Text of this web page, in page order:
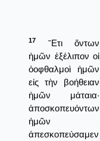
17
῎Ετι ὄντων
ἡμῶν ἐξέλιπον οἱ
ὀοφθαλμοὶ ἡμῶν
εἰς τὴν βοήθειαν
ἡμῶν μάταια·
ἀποσκοπευόντων
ἡμῶν
ἀπεσκοπεύσαμεν